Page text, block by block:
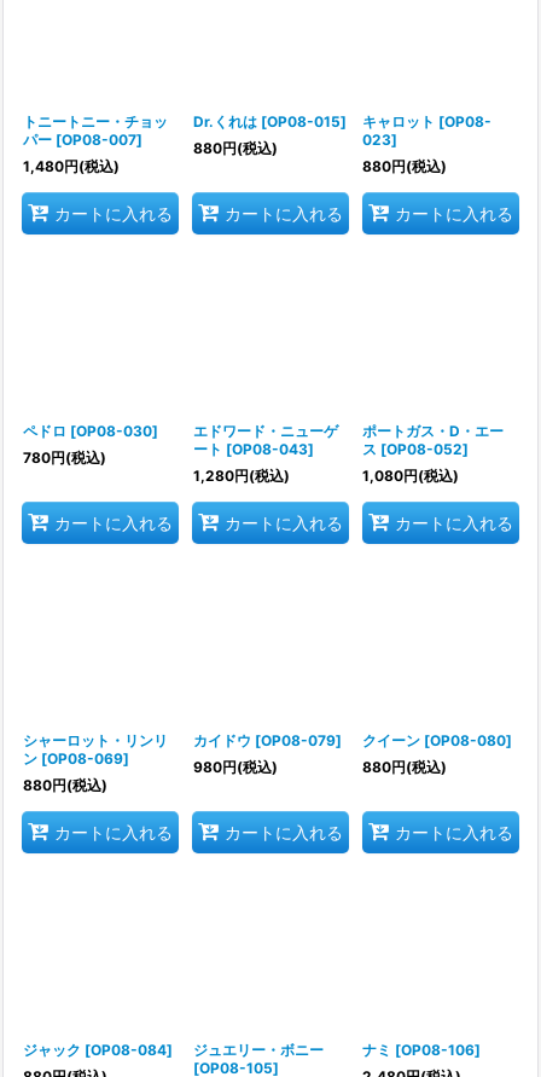
トニートニー・チョッ
パー [OP08-007]
1,480円(税込)
カートに入れる
Dr.くれは [OP08-015]
880円(税込)
カートに入れる
キャロット [OP08-
023]
880円(税込)
カートに入れる
ペドロ [OP08-030]
780円(税込)
カートに入れる
エドワード・ニューゲ
ート [OP08-043]
1,280円(税込)
カートに入れる
ポートガス・D・エー
ス [OP08-052]
1,080円(税込)
カートに入れる
シャーロット・リンリ
ン [OP08-069]
880円(税込)
カートに入れる
カイドウ [OP08-079]
980円(税込)
カートに入れる
クイーン [OP08-080]
880円(税込)
カートに入れる
ジャック [OP08-084]
ジュエリー・ボニー
[OP08-105]
ナミ [OP08-106]